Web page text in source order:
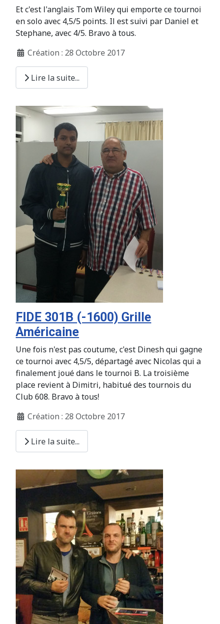
Et c'est l'anglais Tom Wiley qui emporte ce tournoi
en solo avec 4,5/5 points. Il est suivi par Daniel et
Stephane, avec 4/5. Bravo à tous.
Création : 28 Octobre 2017
Lire la suite...
FIDE 301B (-1600) Grille
Américaine
Une fois n'est pas coutume, c'est Dinesh qui gagne
ce tournoi avec 4,5/5, départagé avec Nicolas qui a
finalement joué dans le tournoi B. La troisième
place revient à Dimitri, habitué des tournois du
Club 608. Bravo à tous!
Création : 28 Octobre 2017
Lire la suite...